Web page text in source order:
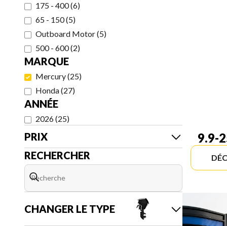
175 - 400(6)
65 - 150(5)
Outboard Motor(5)
500 - 600(2)
MARQUE
Mercury(25)
Honda(27)
ANNÉE
2026(25)
PRIX
RECHERCHER
CHANGER LE TYPE
9.9-